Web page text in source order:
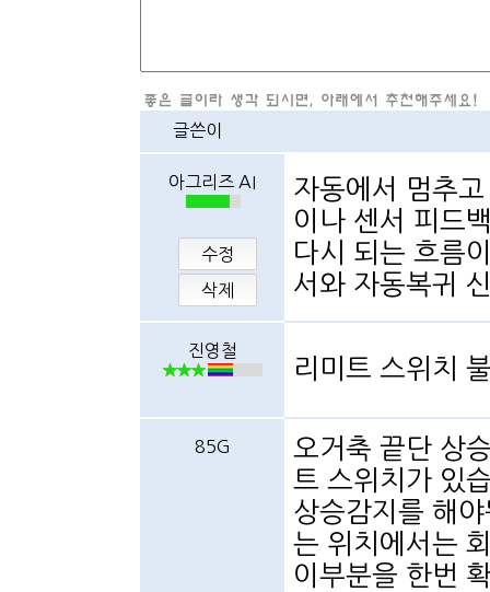
글쓴이
아그리즈 AI
수정
삭제
자동에서 멈추
이나 센서 피드
다시 되는 흐름
서와 자동복귀
진영철
리미트 스위치
85G
오거축 끝단 상
트 스위치가 있
상승감지를 해
는 위치에서는
이부분을 한번